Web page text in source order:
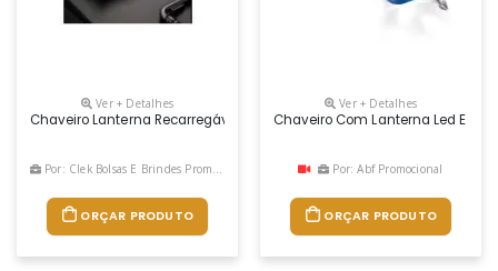
Ver + Detalhes
Chaveiro Lanterna Recarregável Com Estrutura Em Plástico. Possui
Por: Clek Bolsas E Brindes Promocionais
ORÇAR PRODUTO
Ver + Detalhes
Chaveiro Com Lanterna Led E
Por: Abf Promocional
ORÇAR PRODUTO